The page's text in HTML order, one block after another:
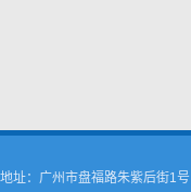
地址：广州市盘福路朱紫后街1号